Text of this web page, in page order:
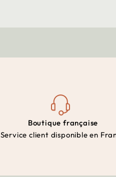
Boutique française
Service client disponible en